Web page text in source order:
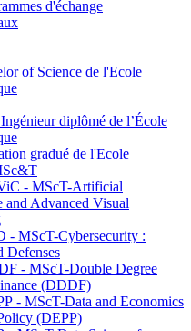
d'échange
of Science de l'Ecole
diplômé de l’École
gradué de l'Ecole
- MScT-Artificial
and Advanced Visual
- MScT-Cybersecurity :
Defenses
- MScT-Double Degree
(DDDF)
- MScT-Data and Economics
(DEPP)